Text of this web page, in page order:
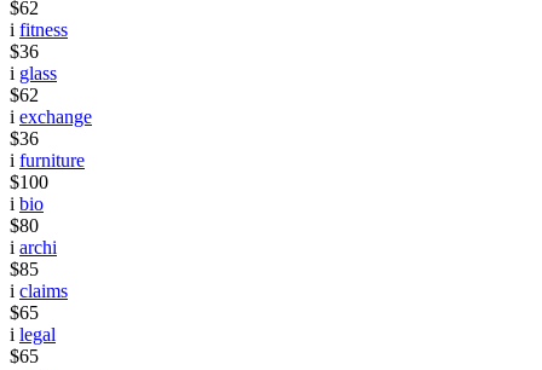
$62
i fitness
$36
i glass
$62
i exchange
$36
i furniture
$100
i bio
$80
i archi
$85
i claims
$65
i legal
$65